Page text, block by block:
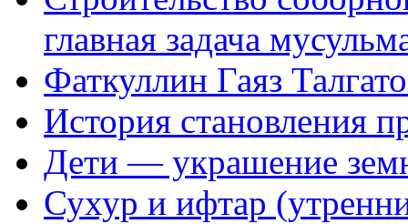
главная задача
Фаткуллин Гаяз
История становления
Дети — украшение
Сухур и ифтар